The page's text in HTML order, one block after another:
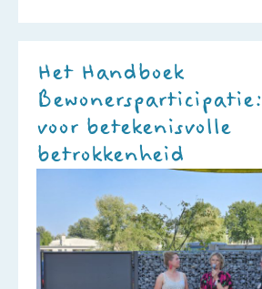
Het Handboek
voor betekenisvolle
betrokkenheid